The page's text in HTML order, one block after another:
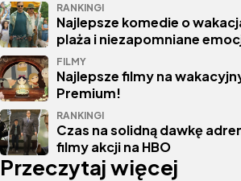
RANKINGI
Najlepsze komedie o
plaża i niezapomniane
FILMY
Najlepsze filmy na
Premium!
RANKINGI
Czas na solidną dawkę
filmy akcji na HBO
Przeczytaj więcej